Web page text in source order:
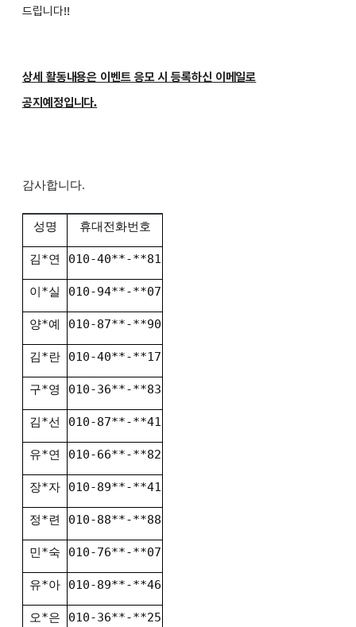
드립니다!!
상세 활동내용은 이벤트 응모 시 등록하신 이메일로
공지예정입니다.
감사합니다.
성명 휴대전화번호
김*연 010-40**-**81
이*실 010-94**-**07
양*예 010-87**-**90
김*란 010-40**-**17
구*영 010-36**-**83
김*선 010-87**-**41
유*연 010-66**-**82
장*자 010-89**-**41
정*련 010-88**-**88
민*숙 010-76**-**07
유*아 010-89**-**46
오*은 010-36**-**25